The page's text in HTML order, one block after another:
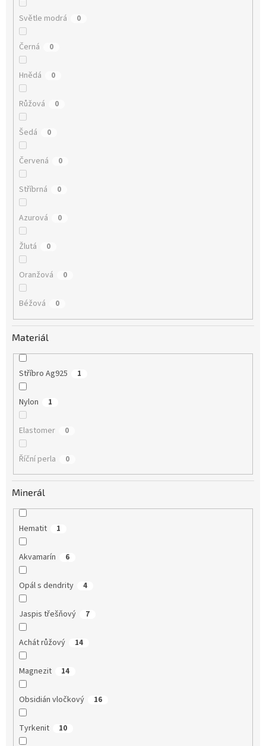
Světle modrá 0
Černá 0
Hnědá 0
Růžová 0
Šedá 0
Červená 0
Stříbrná 0
Azurová 0
Žlutá 0
Oranžová 0
Béžová 0
Materiál
Stříbro Ag925 1
Nylon 1
Elastomer 0
Říční perla 0
Minerál
Hematit 1
Akvamarín 6
Opál s dendrity 4
Jaspis třešňový 7
Achát růžový 14
Magnezit 14
Obsidián vločkový 16
Tyrkenit 10